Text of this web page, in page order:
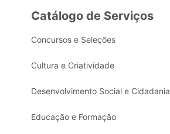
Catálogo de Serviços
Concursos e Seleções
Cultura e Criatividade
Desenvolvimento Social e Cidadania
Educação e Formação